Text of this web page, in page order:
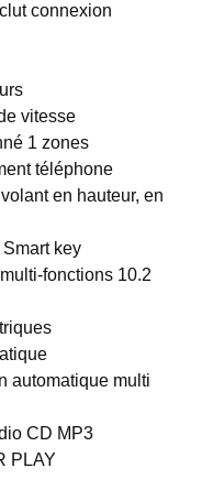
connexion
vitesse
1 zones
téléphone
en hauteur, en
key
fonctions 10.2
automatique multi
CD MP3
PLAY